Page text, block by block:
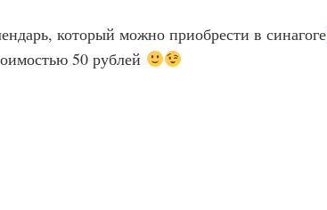
который можно приобрести в синагоге
50 рублей